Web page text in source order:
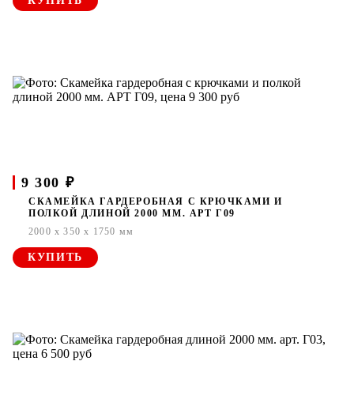
9 300 ₽
СКАМЕЙКА ГАРДЕРОБНАЯ С КРЮЧКАМИ И
ПОЛКОЙ ДЛИНОЙ 2000 ММ. АРТ Г09
2000 x 350 x 1750 мм
КУПИТЬ